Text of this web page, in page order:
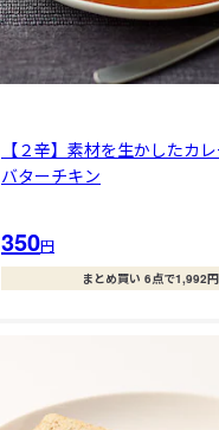
【２辛】素材を生かしたカ
バターチキン
350円
まとめ買い 6点で1,992円